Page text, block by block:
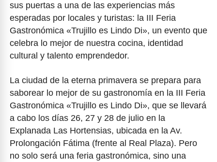
sus puertas a una de las experiencias más
esperadas por locales y turistas: la III Feria
Gastronómica «Trujillo es Lindo Di», un evento que
celebra lo mejor de nuestra cocina, identidad
cultural y talento emprendedor.
La ciudad de la eterna primavera se prepara para
saborear lo mejor de su gastronomía en la III Feria
Gastronómica «Trujillo es Lindo Di», que se llevará
a cabo los días 26, 27 y 28 de julio en la
Explanada Las Hortensias, ubicada en la Av.
Prolongación Fátima (frente al Real Plaza). Pero
no solo será una feria gastronómica, sino una